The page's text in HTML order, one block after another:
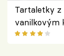
Tartaletky z
vanilkovým
ovocem